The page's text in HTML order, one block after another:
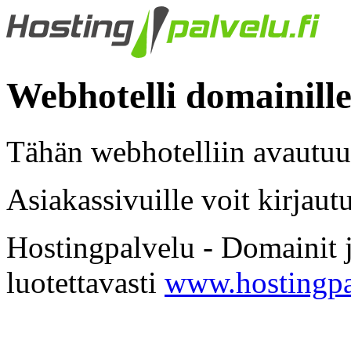
Webhotelli
Tähän webhotelliin
Asiakassivuille voit
Hostingpalvelu - Domainit
luotettavasti